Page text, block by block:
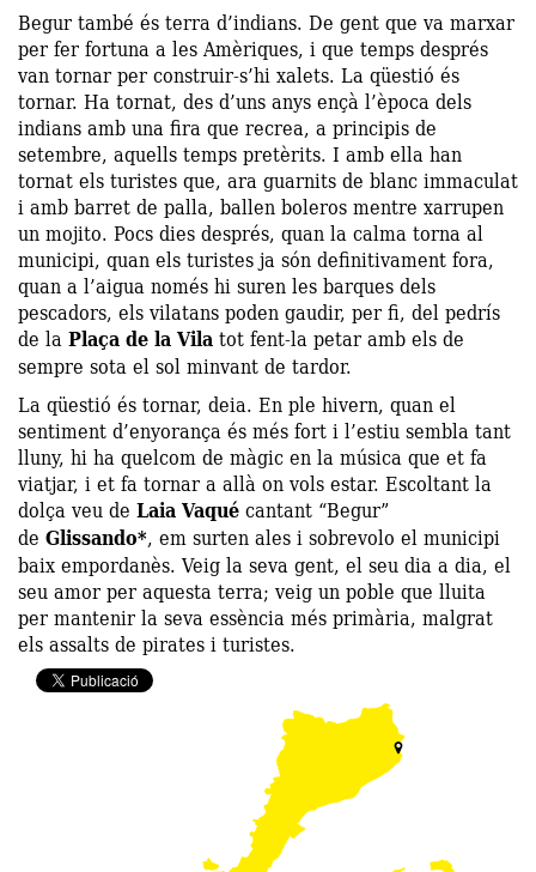
Begur també és terra d’indians. De gent que va marxar
per fer fortuna a les Amèriques, i que temps després
van tornar per construir-s’hi xalets. La qüestió és
tornar. Ha tornat, des d’uns anys ençà l’època dels
indians amb una fira que recrea, a principis de
setembre, aquells temps pretèrits. I amb ella han
tornat els turistes que, ara guarnits de blanc immaculat
i amb barret de palla, ballen boleros mentre xarrupen
un mojito. Pocs dies després, quan la calma torna al
municipi, quan els turistes ja són definitivament fora,
quan a l’aigua només hi suren les barques dels
pescadors, els vilatans poden gaudir, per fi, del pedrís
de laPlaça de la Vilatot fent-la petar amb els de
sempre sota el sol minvant de tardor.
La qüestió és tornar, deia. En ple hivern, quan el
sentiment d’enyorança és més fort i l’estiu sembla tant
lluny, hi ha quelcom de màgic en la música que et fa
viatjar, i et fa tornar a allà on vols estar. Escoltant la
dolça veu de Laia Vaquécantant “Begur”
de Glissando*, em surten ales i sobrevolo el municipi
baix empordanès. Veig la seva gent, el seu dia a dia, el
seu amor per aquesta terra; veig un poble que lluita
per mantenir la seva essència més primària, malgrat
els assalts de pirates i turistes.